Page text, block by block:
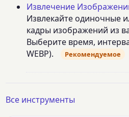
Извлечение
Извлекайте одиночные
кадры изображений из
Выберите время,
WEBP).
Рекомендуемое
Все инструменты